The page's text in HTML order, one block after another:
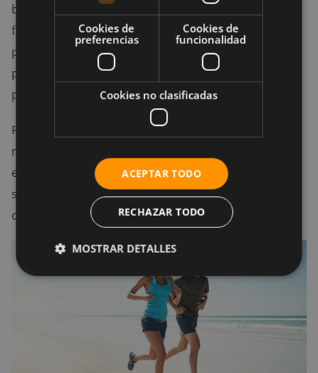
baño durante una carrera. Además de estos efectos
fisiológicos, el empuje real creado por un buen trote
pueden agitar el sistema digestivo y hacer que las
personas tengan la necesidad de ir al baño lo antes
posible.
Por otro lado, los expertos indican que las carreras
muy largas y de muy alta intensidad pueden afectar
el malestar gastrointestinal, por lo que es mejor
seguir un trote ligero y controlado para mejorar la
digestión.
Cookies de
preferencias
Cookies de
funcionalidad
Cookies no clasificadas
ACEPTAR TODO
RECHAZAR TODO
MOSTRAR DETALLES